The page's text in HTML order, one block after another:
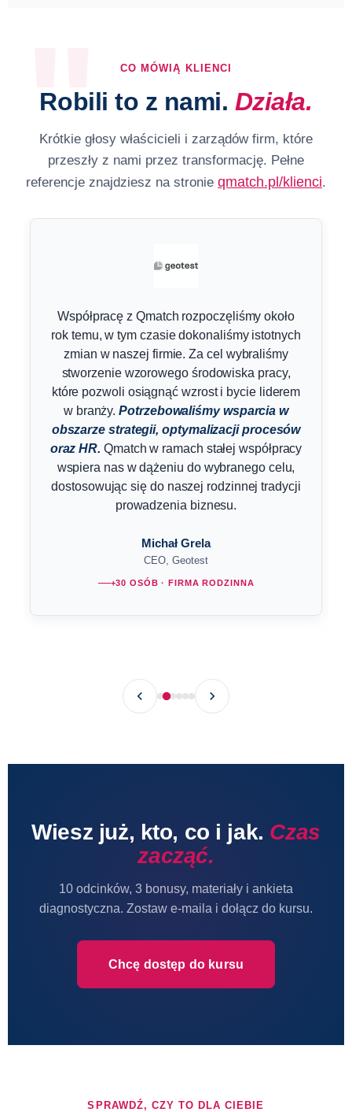
CO MÓWIĄ KLIENCI
Robili to z nami. Działa.
Krótkie głosy właścicieli i zarządów firm, które
przeszły z nami przez transformację. Pełne
referencje znajdziesz na stronie qmatch.pl/klienci.
Współpracę z Qmatch rozpoczęliśmy około
rok temu, w tym czasie dokonaliśmy istotnych
zmian w naszej firmie. Za cel wybraliśmy
stworzenie wzorowego środowiska pracy,
które pozwoli osiągnąć wzrost i bycie liderem
w branży.Potrzebowaliśmy wsparcia w
obszarze strategii, optymalizacji procesów
oraz HR. Qmatch w ramach stałej współpracy
wspiera nas w dążeniu do wybranego celu,
dostosowując się do naszej rodzinnej tradycji
prowadzenia biznesu.
Michał Grela
CEO, Geotest
+30 OSÓB · FIRMA RODZINNA
Wiesz już, kto, co i jak. Czas
zacząć.
10 odcinków, 3 bonusy, materiały i ankieta
diagnostyczna. Zostaw e-maila i dołącz do kursu.
Chcę dostęp do kursu
SPRAWDŹ, CZY TO DLA CIEBIE